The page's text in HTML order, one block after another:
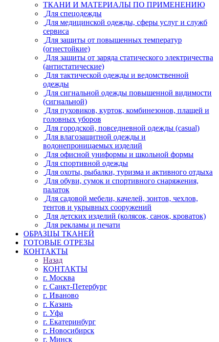
ТКАНИ И МАТЕРИАЛЫ ПО ПРИМЕНЕНИЮ
Для спецодежды
Для медицинской одежды, сферы услуг и служб
сервиса
Для защиты от повышенных температур
(огнестойкие)
Для защиты от заряда статического электричества
(антистатические)
Для тактической одежды и ведомственной
одежды
Для сигнальной одежды повышенной видимости
(сигнальной)
Для пуховиков, курток, комбинезонов, плащей и
головных уборов
Для городской, повседневной одежды (casual)
Для влагозащитной одежды и
водонепроницаемых изделий
Для офисной униформы и школьной формы
Для спортивной одежды
Для охоты, рыбалки, туризма и активного отдыха
Для обуви, сумок и спортивного снаряжения,
палаток
Для садовой мебели, качелей, зонтов, чехлов,
тентов и укрывных сооружений
Для детских изделий (колясок, санок, кроваток)
Для рекламы и печати
ОБРАЗЦЫ ТКАНЕЙ
ГОТОВЫЕ ОТРЕЗЫ
КОНТАКТЫ
Назад
КОНТАКТЫ
г. Москва
г. Санкт-Петербург
г. Иваново
г. Казань
г. Уфа
г. Екатеринбург
г. Новосибирск
г. Минск